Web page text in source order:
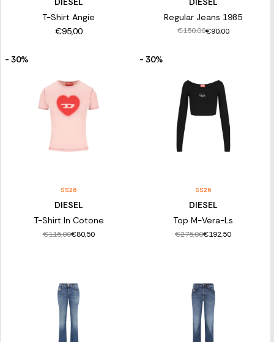
T-Shirt Angie
€95,00
Regular Jeans 1985
€150,00€90,00
- 30%
SS26
DIESEL
T-Shirt In Cotone
€115,00€80,50
- 30%
SS26
DIESEL
Top M-Vera-Ls
€275,00€192,50